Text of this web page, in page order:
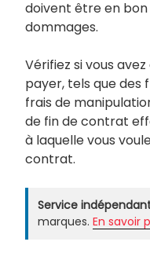
doivent être en
dommages.
Vérifiez si vous
payer, tels que des
frais de
de fin de contrat
à laquelle vous
contrat.
Service
marques. En savoir